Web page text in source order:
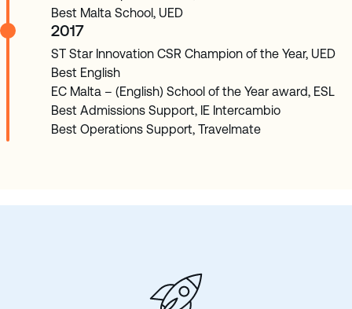
Best Malta School, UED
2017
ST Star Innovation CSR Champion of the Year, UED
Best English
EC Malta – (English) School of the Year award, ESL
Best Admissions Support, IE Intercambio
Best Operations Support, Travelmate